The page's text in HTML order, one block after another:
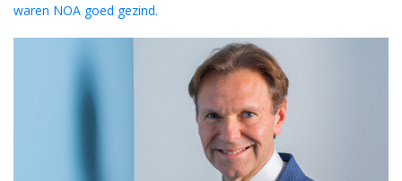
waren NOA goed gezind.